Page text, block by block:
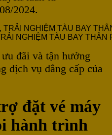
2024.
NGHIỆM TÀU BAY THÂN
đãi và tận hưởng
dịch vụ đẳng cấp của
đặt vé máy
hành trình